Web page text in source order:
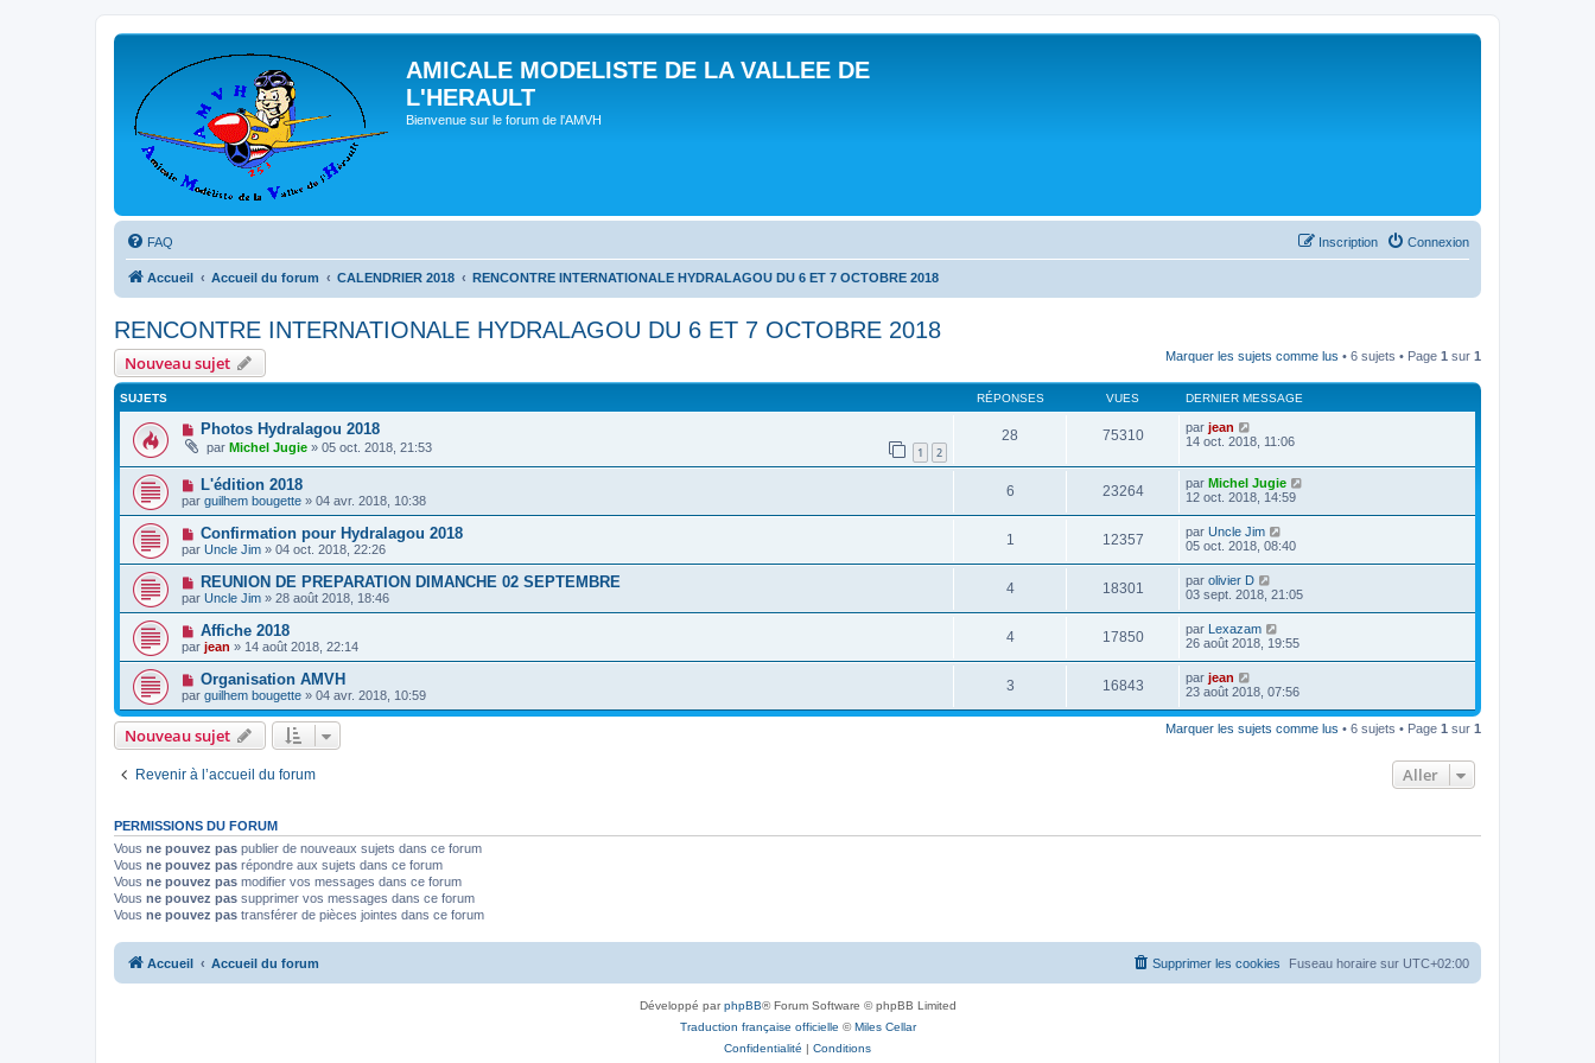
AMICALE MODELISTE DE LA VALLEE DE
L'HERAULT
Bienvenue sur le forum de l'AMVH
FAQ Connexion
Inscription
Accueil Accueil du forum CALENDRIER 2018 RENCONTRE INTERNATIONALE HYDRALAGOU DU 6 ET 7 OCTOBRE 2018
RENCONTRE INTERNATIONALE HYDRALAGOU DU 6 ET 7 OCTOBRE 2018
Nouveau sujet Marquer les sujets comme lus • 6 sujets • Page 1 sur 1
SUJETS RÉPONSES VUES DERNIER MESSAGE
Photos Hydralagou 2018
par Michel Jugie » 05 oct. 2018, 21:53 1 2
28 75310 par jean
14 oct. 2018, 11:06
L'édition 2018
par guilhem bougette » 04 avr. 2018, 10:38
6 23264 par Michel Jugie
12 oct. 2018, 14:59
Confirmation pour Hydralagou 2018
par Uncle Jim » 04 oct. 2018, 22:26
1 12357 par Uncle Jim
05 oct. 2018, 08:40
REUNION DE PREPARATION DIMANCHE 02 SEPTEMBRE
par Uncle Jim » 28 août 2018, 18:46
4 18301 par olivier D
03 sept. 2018, 21:05
Affiche 2018
par jean » 14 août 2018, 22:14
4 17850 par Lexazam
26 août 2018, 19:55
Organisation AMVH
par guilhem bougette » 04 avr. 2018, 10:59
3 16843 par jean
23 août 2018, 07:56
Nouveau sujet Marquer les sujets comme lus • 6 sujets • Page 1 sur 1
Revenir à l’accueil du forum Aller
PERMISSIONS DU FORUM
Vous ne pouvez pas publier de nouveaux sujets dans ce forum
Vous ne pouvez pas répondre aux sujets dans ce forum
Vous ne pouvez pas modifier vos messages dans ce forum
Vous ne pouvez pas supprimer vos messages dans ce forum
Vous ne pouvez pas transférer de pièces jointes dans ce forum
Accueil Accueil du forum Fuseau horaire sur UTC+02:00
Supprimer les cookies
Développé parphpBB® Forum Software © phpBB Limited
Traduction française officielle ©Miles Cellar
Confidentialité | Conditions